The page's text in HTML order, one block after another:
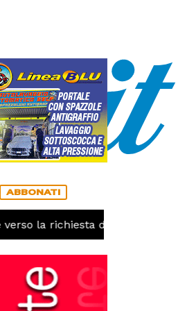
ABBONATI
la richiesta dello stato di